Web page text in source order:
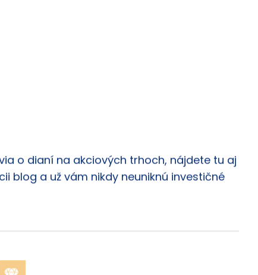
o dianí na akciových trhoch, nájdete tu aj
blog a už vám nikdy neuniknú investičné